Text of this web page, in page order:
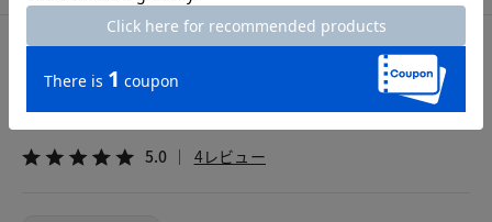
カスタマーレビュー
総合評価
5.0 4レビュー